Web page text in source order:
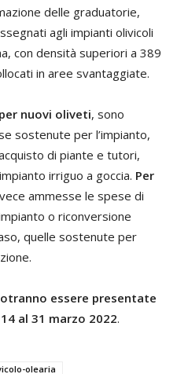
delle graduatorie,
agli impianti olivicoli
con densità superiori a 389
in aree svantaggiate.
nuovi oliveti, sono
sostenute per l’impianto,
di piante e tutori,
irriguo a goccia. Per
ammesse le spese di
o riconversione
quelle sostenute per
essere presentate
al 31 marzo 2022.
olearia